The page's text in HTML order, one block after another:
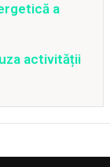
a
activității